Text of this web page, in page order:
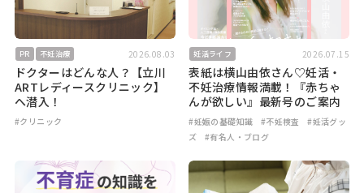
PR 不妊治療 2026.08.03
ドクターはどんな人？【立川
ARTレディースクリニック】
へ潜入！
#クリニック
妊活ライフ 2026.07.15
表紙は横山由依さん♡妊活・
不妊治療情報満載！『赤ちゃ
んが欲しい』最新号のご案内
#妊娠の基礎知識 #不妊検査
#妊活グッ
ズ
#有名人・ブログ